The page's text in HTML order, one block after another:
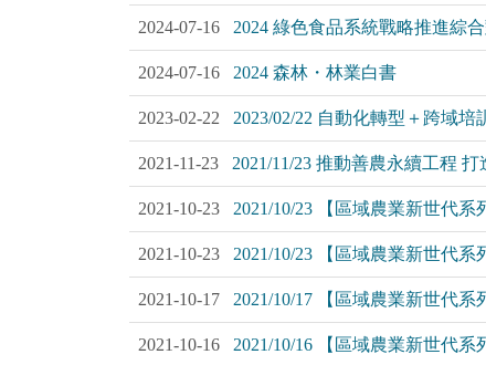
2024-07-16 2024 綠色食品系統戰略推進綜
2024-07-16 2024 森林・林業白書
2023-02-22 2023/02/22 自動化轉型＋跨域
2021-11-23 2021/11/23 推動善農永續工程
2021-10-23 2021/10/23 【區域農業新世代
2021-10-23 2021/10/23 【區域農業新世代
2021-10-17 2021/10/17 【區域農業新世代
2021-10-16 2021/10/16 【區域農業新世代